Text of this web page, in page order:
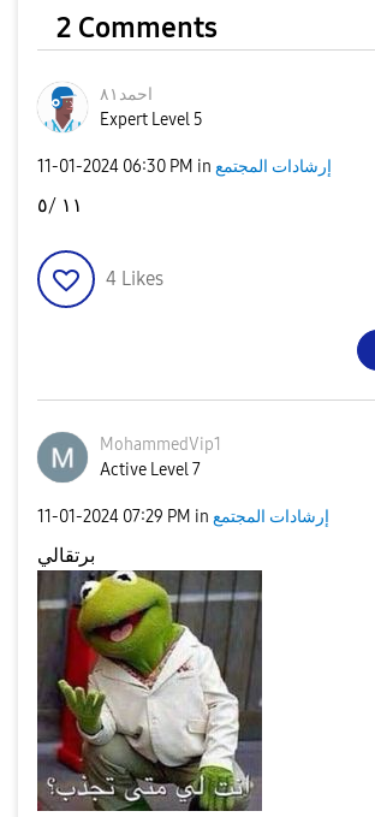
2 Comments
احمد٨١
Expert Level 5
‎11-01-2024 06:30 PM in إرشادات المجتمع
١١ /٥
4 Likes
MohammedVip1
Active Level 7
‎11-01-2024 07:29 PM in إرشادات المجتمع
برتقالي